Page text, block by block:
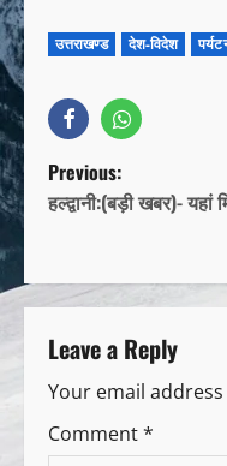
उत्तराखण्ड देश-विदेश
Previous:
हल्द्वानी:(बड़ी खबर)-
Leave a Reply
Your email
Comment*